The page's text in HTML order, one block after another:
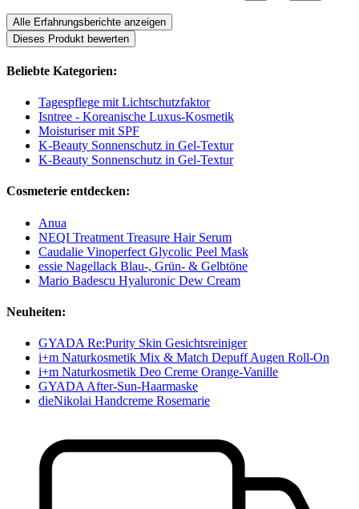
Alle Erfahrungsberichte anzeigen
Dieses Produkt bewerten
Beliebte Kategorien:
Tagespflege mit Lichtschutzfaktor
Isntree - Koreanische Luxus-Kosmetik
Moisturiser mit SPF
K-Beauty Sonnenschutz in Gel-Textur
K-Beauty Sonnenschutz in Gel-Textur
Cosmeterie entdecken:
Anua
NEQI Treatment Treasure Hair Serum
Caudalie Vinoperfect Glycolic Peel Mask
essie Nagellack Blau-, Grün- & Gelbtöne
Mario Badescu Hyaluronic Dew Cream
Neuheiten:
GYADA Re:Purity Skin Gesichtsreiniger
i+m Naturkosmetik Mix & Match Depuff Augen Roll-On
i+m Naturkosmetik Deo Creme Orange-Vanille
GYADA After-Sun-Haarmaske
dieNikolai Handcreme Rosemarie